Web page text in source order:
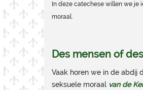
In deze catechese willen we je
moraal.
Des mensen of
Vaak horen we in de abdij
seksuele moraal van de